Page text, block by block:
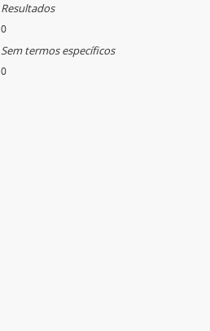
Resultados
0
Sem termos específicos
0